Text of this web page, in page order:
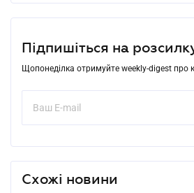
Підпишіться на
Щопонеділка отримуйте weekly-digest про
Схожі новини